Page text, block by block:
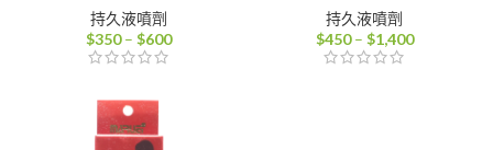
持久液噴劑
$350 – $600價
持久液噴劑
$450 – $1,400價